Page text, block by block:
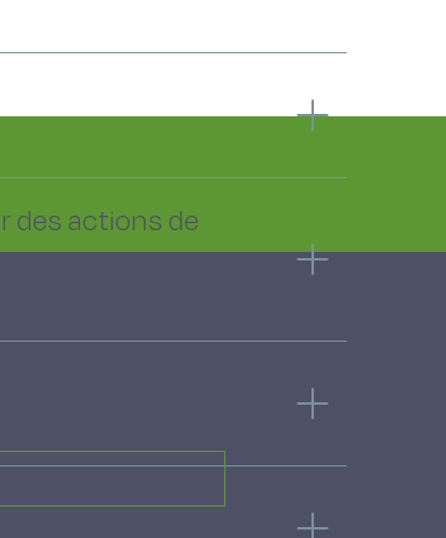
des actions de